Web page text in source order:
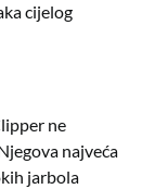
cijelog
ne
najveća
jarbola